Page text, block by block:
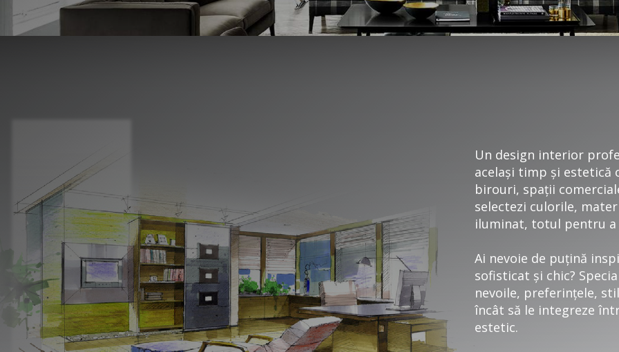
Un design interior
același timp și estetică
birouri, spații
selectezi culorile,
iluminat, totul pentru a
Ai nevoie de puțină
sofisticat și chic?
nevoile, preferințele,
încât să le integreze
estetic.